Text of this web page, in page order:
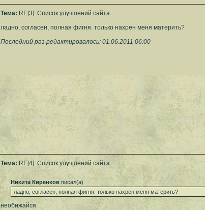
Тема: RE[3]: Список улучшений сайта
ладно, согласен, полная фигня. только нахрен меня материть?
Последний раз редактировалось: 01.06.2011 06:00
Тема: RE[4]: Список улучшений сайта
Никита Киренков писал(а)
ладно, согласен, полная фигня. только нахрен меня материть?
необижайся